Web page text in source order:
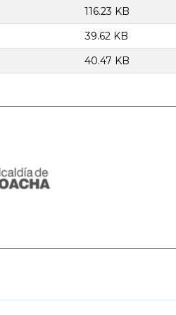
116.23 KB
39.62 KB
40.47 KB